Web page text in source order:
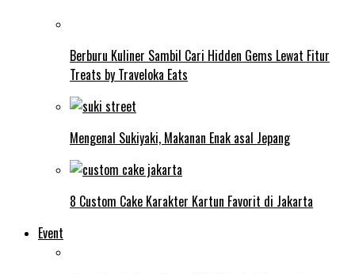
Berburu Kuliner Sambil Cari Hidden Gems Lewat Fitur
Treats by Traveloka Eats
Mengenal Sukiyaki, Makanan Enak asal Jepang
8 Custom Cake Karakter Kartun Favorit di Jakarta
Event